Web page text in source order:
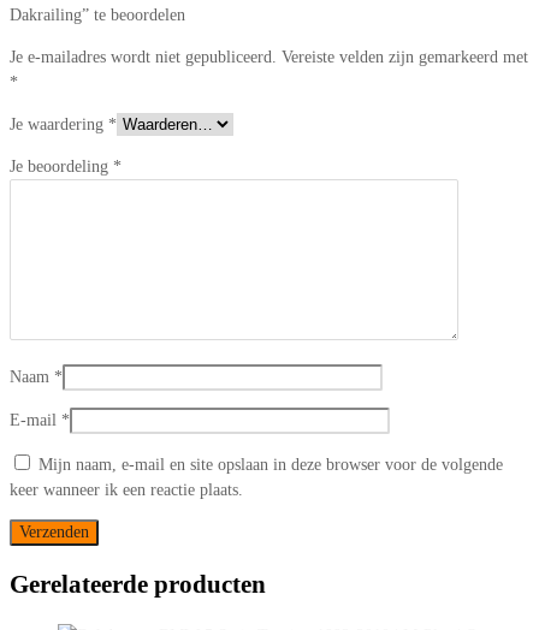
Dakrailing” te beoordelen
Je e-mailadres wordt niet gepubliceerd. Vereiste velden zijn gemarkeerd met
*
Je waardering *
Je beoordeling *
Naam *
E-mail *
Mijn naam, e-mail en site opslaan in deze browser voor de volgende
keer wanneer ik een reactie plaats.
Gerelateerde producten